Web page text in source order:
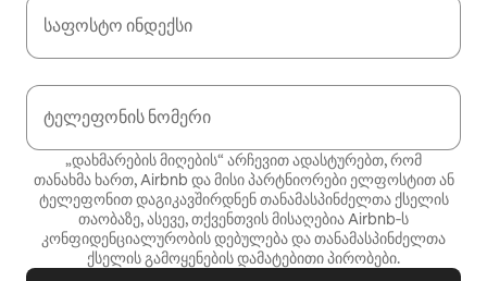
საფოსტო ინდექსი
ტელეფონის ნომერი
„დახმარების მიღების“ არჩევით ადასტურებთ, რომ
თანახმა ხართ, Airbnb და მისი პარტნიორები ელფოსტით ან
ტელეფონით დაგიკავშირდნენ თანამასპინძელთა ქსელის
თაობაზე, ასევე, თქვენთვის მისაღებია Airbnb‑ს
კონფიდენციალურობის დებულებადათანამასპინძელთა
ქსელის გამოყენების დამატებითი პირობები.